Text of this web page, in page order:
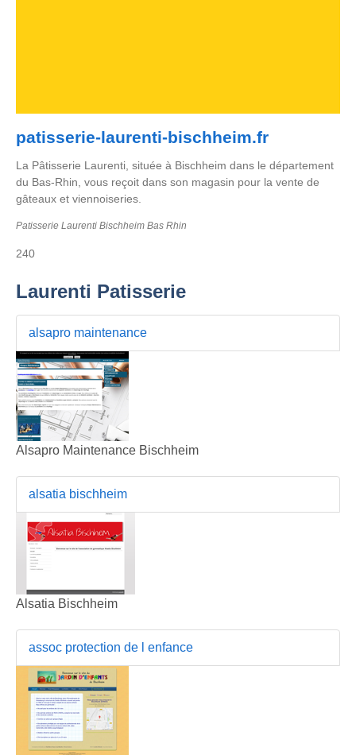
patisserie-laurenti-bischheim.fr
La Pâtisserie Laurenti, située à Bischheim dans le département
du Bas-Rhin, vous reçoit dans son magasin pour la vente de
gâteaux et viennoiseries.
Patisserie Laurenti Bischheim Bas Rhin
240
Laurenti Patisserie
alsapro maintenance
Alsapro Maintenance Bischheim
alsatia bischheim
Alsatia Bischheim
assoc protection de l enfance